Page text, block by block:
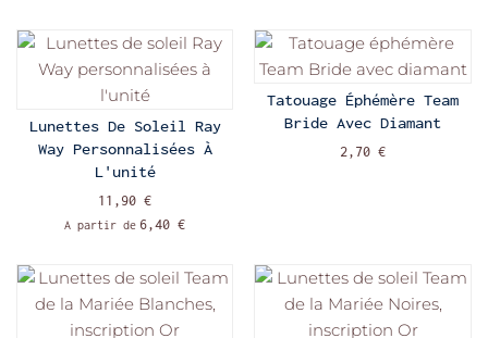
Lunettes De Soleil Ray
Way Personnalisées À
L'unité
11,90 €
A partir de 6,40 €
Tatouage Éphémère Team
Bride Avec Diamant
2,70 €